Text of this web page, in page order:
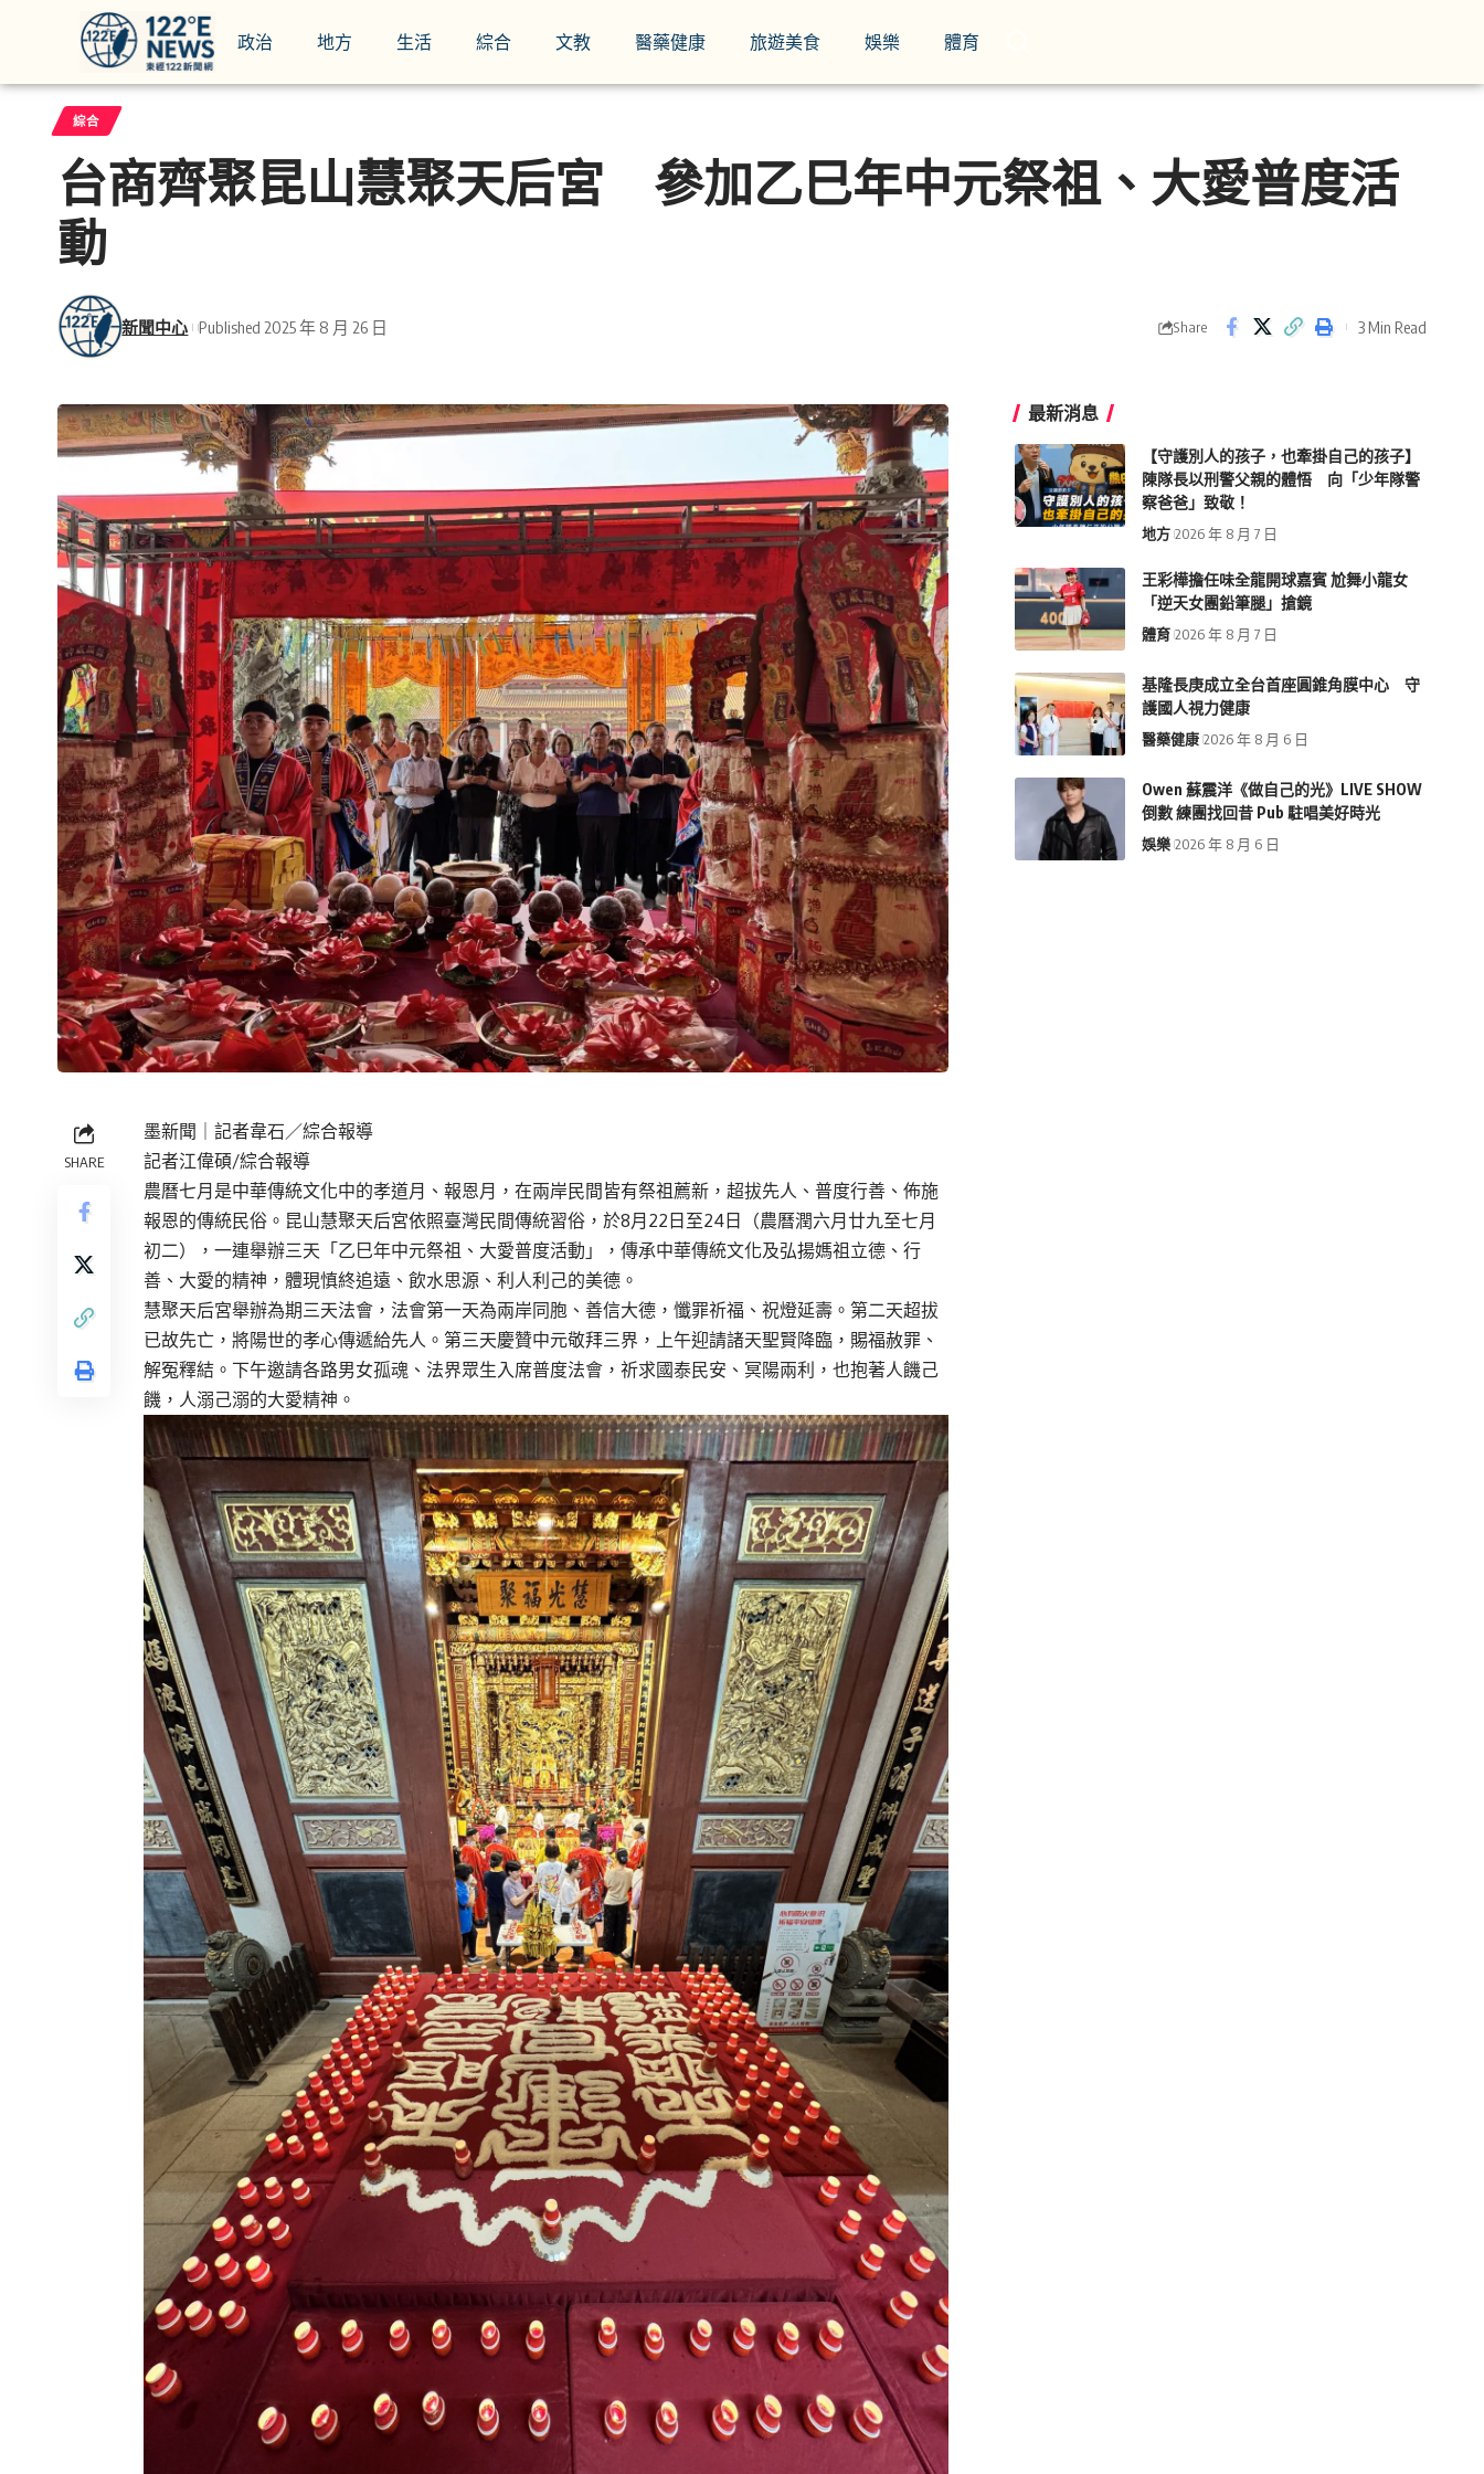
政治 地方 生活 綜合 文教 醫藥健康 旅遊美食 娛樂 體育
綜合
台商齊聚昆山慧聚天后宮 參加乙巳年中元祭祖、大愛普度活
動
新聞中心 Published 2025 年 8 月 26 日 Share 3 Min Read
SHARE
墨新聞 ｜記者韋石／綜合報導
記者江偉碩/綜合報導
農曆七月是中華傳統文化中的孝道月、報恩月，在兩岸民間皆有祭祖薦新，超拔先人、普度行善、佈施
報恩的傳統民俗。昆山慧聚天后宮依照臺灣民間傳統習俗，於8月22日至24日（農曆潤六月廿九至七月
初二），一連舉辦三天「乙巳年中元祭祖、大愛普度活動」，傳承中華傳統文化及弘揚媽祖立德、行
善、大愛的精神，體現慎終追遠、飲水思源、利人利己的美德。
慧聚天后宮舉辦為期三天法會，法會第一天為兩岸同胞、善信大德，懺罪祈福、祝燈延壽。第二天超拔
已故先亡，將陽世的孝心傳遞給先人。第三天慶贊中元敬拜三界，上午迎請諸天聖賢降臨，賜福赦罪、
解冤釋結。下午邀請各路男女孤魂、法界眾生入席普度法會，祈求國泰民安、冥陽兩利，也抱著人饑己
饑，人溺己溺的大愛精神。
最新消息
【守護別人的孩子，也牽掛自己的孩子】
陳隊長以刑警父親的體悟 向「少年隊警
察爸爸」致敬！
地方 2026 年 8 月 7 日
王彩樺擔任味全龍開球嘉賓 尬舞小龍女
「逆天女團鉛筆腿」搶鏡
體育 2026 年 8 月 7 日
基隆長庚成立全台首座圓錐角膜中心 守
護國人視力健康
醫藥健康 2026 年 8 月 6 日
Owen 蘇震洋《做自己的光》LIVE SHOW
倒數 練團找回昔 Pub 駐唱美好時光
娛樂 2026 年 8 月 6 日